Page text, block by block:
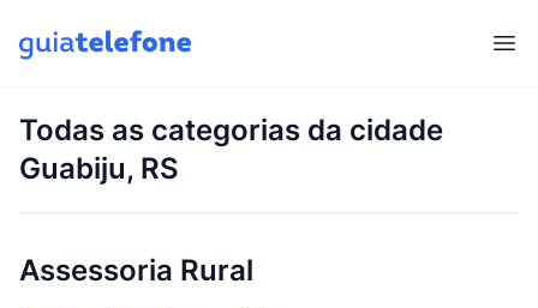
Todas as categorias da cidade
Guabiju, RS
Assessoria Rural